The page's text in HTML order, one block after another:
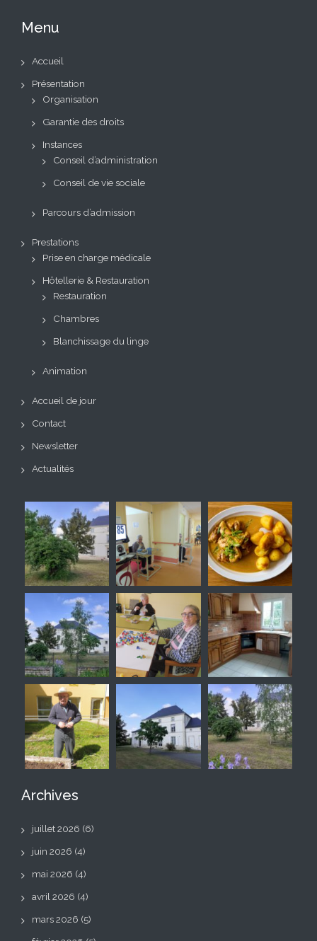
Menu
Accueil
Présentation
Organisation
Garantie des droits
Instances
Conseil d’administration
Conseil de vie sociale
Parcours d’admission
Prestations
Prise en charge médicale
Hôtellerie & Restauration
Restauration
Chambres
Blanchissage du linge
Animation
Accueil de jour
Contact
Newsletter
Actualités
Archives
juillet 2026 (6)
juin 2026 (4)
mai 2026 (4)
avril 2026 (4)
mars 2026 (5)